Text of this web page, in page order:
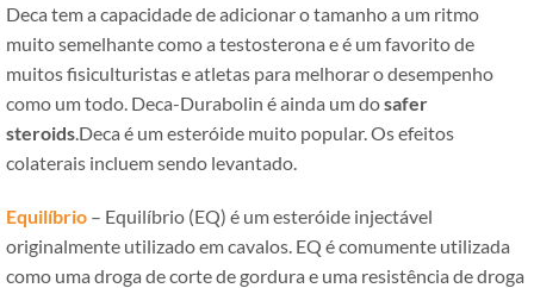
Deca tem a capacidade de adicionar o tamanho a um ritmo
muito semelhante como a testosterona e é um favorito de
muitos fisiculturistas e atletas para melhorar o desempenho
como um todo. Deca-Durabolin é ainda um dosafer
steroids .Deca é um esteróide muito popular. Os efeitos
colaterais incluem sendo levantado.
Equilíbrio – Equilíbrio (EQ) é um esteróide injectável
originalmente utilizado em cavalos. EQ é comumente utilizada
como uma droga de corte de gordura e uma resistência de droga